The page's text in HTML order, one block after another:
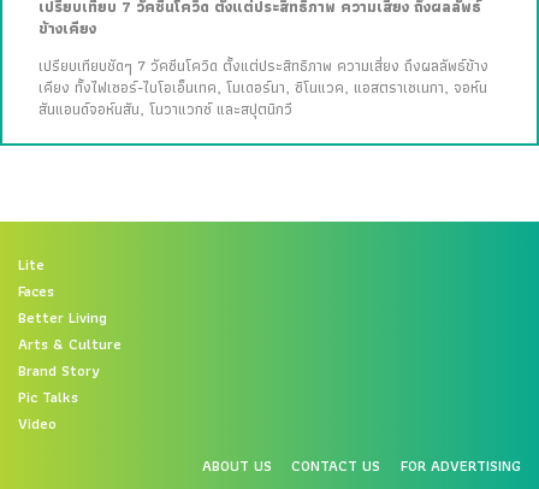
เปรียบเทียบ 7 วัคซีนโควิด ตั้งแต่ประสิทธิภาพ ความเสี่ยง ถึงผลลัพธ์
ข้างเคียง
เปรียบเทียบชัดๆ 7 วัคซีนโควิด ตั้งแต่ประสิทธิภาพ ความเสี่ยง ถึงผลลัพธ์ข้าง
เคียง ทั้งไฟเซอร์-ไบโอเอ็นเทค, โมเดอร์นา, ซิโนแวค, แอสตราเซเนกา, จอห์น
สันแอนด์จอห์นสัน, โนวาแวกซ์ และสปุตนิกวี
Lite
Faces
Better Living
Arts & Culture
Brand Story
Pic Talks
Video
ABOUT US
CONTACT US
FOR ADVERTISING